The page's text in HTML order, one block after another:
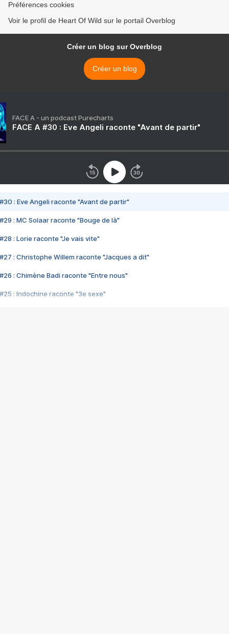
Préférences cookies
Voir le profil de Heart Of Wild sur le portail Overblog
Créer un blog sur Overblog
Créer un blog
FACE A - un podcast Purecharts
FACE A #30 : Eve Angeli raconte "Avant de partir"
#30 : Eve Angeli raconte "Avant de partir"
#29 : MC Solaar raconte "Bouge de là"
#28 : Lorie raconte "Je vais vite"
#27 : Christophe Willem raconte "Jacques a dit"
#26 : Chimène Badi raconte "Entre nous"
#25 : Indochine raconte "3e sexe"